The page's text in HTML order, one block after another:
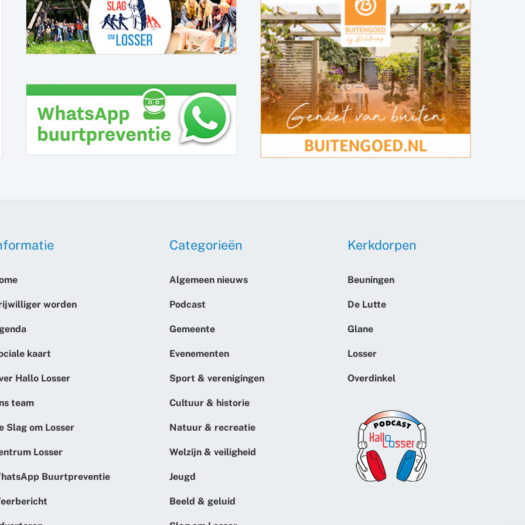
worden
kaart
Hallo Losser
team
Slag om Losser
Losser
Buurtpreventie
Categorieën
Algemeen nieuws
Podcast
Gemeente
Evenementen
Sport & verenigingen
Cultuur & historie
Natuur & recreatie
Welzijn & veiligheid
Jeugd
Beeld & geluid
Kerkdorpen
Beuningen
De Lutte
Glane
Losser
Overdinkel